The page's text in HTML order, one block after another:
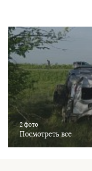
2 фото
Посмотреть все